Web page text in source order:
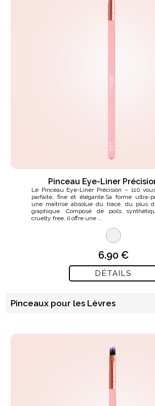
Pinceau Eye-Liner
Le Pinceau Eye-Liner Précision – 110
parfaite, fine et élégante.Sa forme ultra-
une maîtrise absolue du tracé, du plus
graphique. Composé de poils
cruelty free, il offre une ...
6.90 €
DÉTAILS
Pinceaux pour les Lèvres